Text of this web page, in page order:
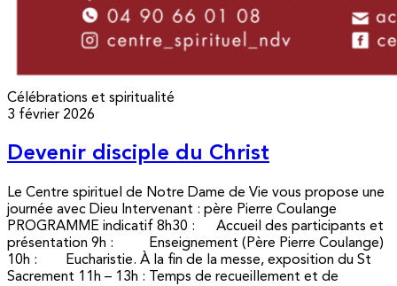
Célébrations et spiritualité
3 février 2026
Devenir disciple du Christ
Le Centre spirituel de Notre Dame de Vie vous propose une
journée avec Dieu Intervenant : père Pierre Coulange
PROGRAMME indicatif 8h30 : Accueil des participants et
présentation 9h : Enseignement (Père Pierre Coulange)
10h : Eucharistie. À la fin de la messe, exposition du St
Sacrement 11h – 13h : Temps de recueillement et de